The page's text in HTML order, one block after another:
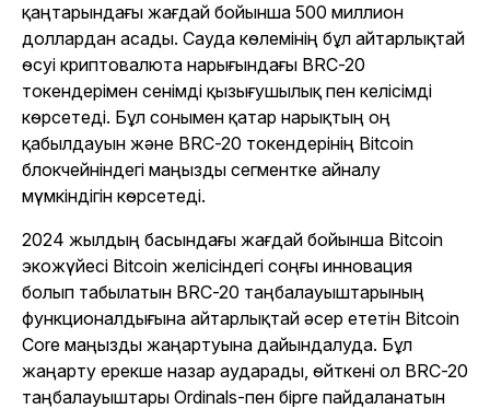
қаңтарындағы жағдай бойынша 500 миллион
доллардан асады. Сауда көлемінің бұл айтарлықтай
өсуі криптовалюта нарығындағы BRC-20
токендерімен сенімді қызығушылық пен келісімді
көрсетеді. Бұл сонымен қатар нарықтың оң
қабылдауын және BRC-20 токендерінің Bitcoin
блокчейніндегі маңызды сегментке айналу
мүмкіндігін көрсетеді.
2024 жылдың басындағы жағдай бойынша Bitcoin
экожүйесі Bitcoin желісіндегі соңғы инновация
болып табылатын BRC-20 таңбалауыштарының
функционалдығына айтарлықтай әсер ететін Bitcoin
Core маңызды жаңартуына дайындалуда. Бұл
жаңарту ерекше назар аударады, өйткені ол BRC-20
таңбалауыштары Ordinals-пен бірге пайдаланатын